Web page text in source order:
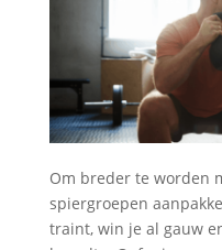
Om breder te worden
spiergroepen
traint, win je al gauw